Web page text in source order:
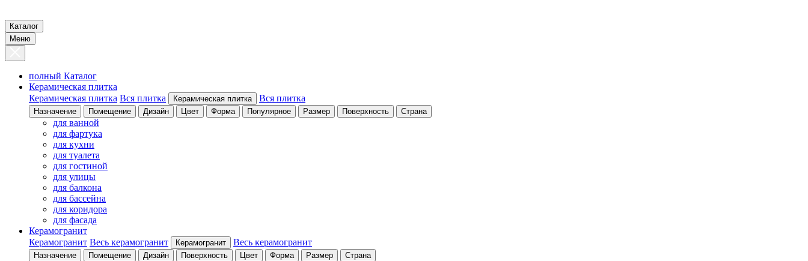
Каталог
Меню
полный Каталог
Керамическая плитка
Керамическая плитка Вся плитка Керамическая плитка Вся плитка
Назначение Помещение Дизайн Цвет Форма Популярное Размер Поверхность Страна
для ванной
для фартука
для кухни
для туалета
для гостиной
для улицы
для балкона
для бассейна
для коридора
для фасада
Керамогранит
Керамогранит Весь керамогранит Керамогранит Весь керамогранит
Назначение Помещение Дизайн Поверхность Цвет Форма Размер Страна